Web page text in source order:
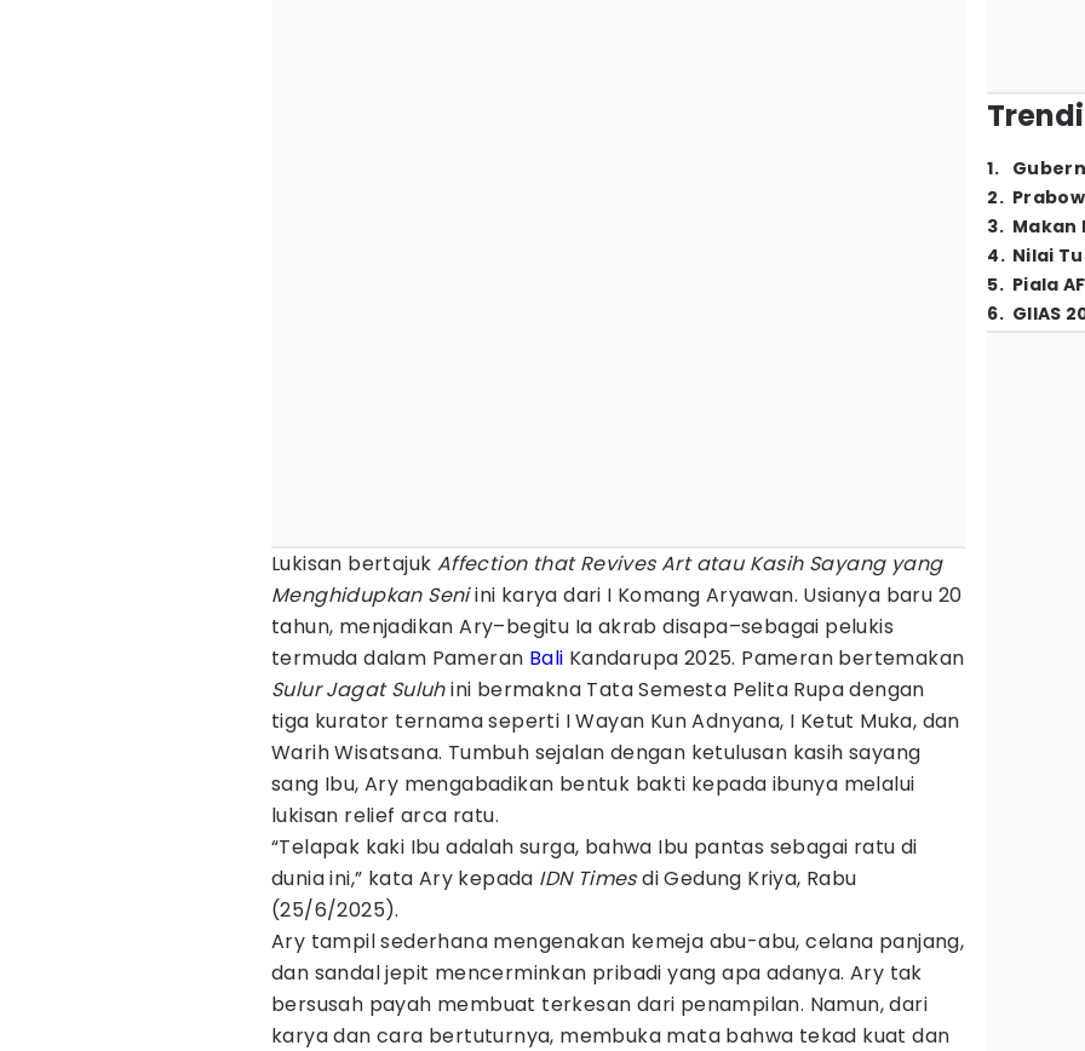
Lukisan bertajuk Affection that Revives Art atau Kasih Sayang yang
Menghidupkan Seniini karya dari I Komang Aryawan. Usianya baru 20
tahun, menjadikan Ary–begitu Ia akrab disapa–sebagai pelukis
termuda dalam Pameran Bali Kandarupa 2025. Pameran bertemakan
Sulur Jagat Suluhini bermakna Tata Semesta Pelita Rupa dengan
tiga kurator ternama seperti I Wayan Kun Adnyana, I Ketut Muka, dan
Warih Wisatsana. Tumbuh sejalan dengan ketulusan kasih sayang
sang Ibu, Ary mengabadikan bentuk bakti kepada ibunya melalui
lukisan relief arca ratu.
“Telapak kaki Ibu adalah surga, bahwa Ibu pantas sebagai ratu di
dunia ini,” kata Ary kepada IDN Timesdi Gedung Kriya, Rabu
(25/6/2025).
Ary tampil sederhana mengenakan kemeja abu-abu, celana panjang,
dan sandal jepit mencerminkan pribadi yang apa adanya. Ary tak
bersusah payah membuat terkesan dari penampilan. Namun, dari
karya dan cara bertuturnya, membuka mata bahwa tekad kuat dan
1.
2.
3. Makan
4. Nilai
5. Piala
6. GIIAS